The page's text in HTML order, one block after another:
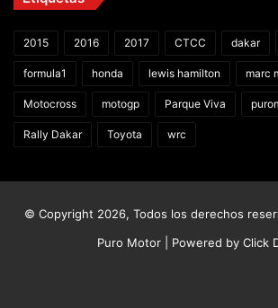
2015 2016 2017 CTCC dakar
formula1 honda lewis hamilton marc
Motocross motogp Parque Viva
Rally Dakar Toyota wrc
© Copyright 2026, Todos los derechos
Puro Motor | Powered by Click